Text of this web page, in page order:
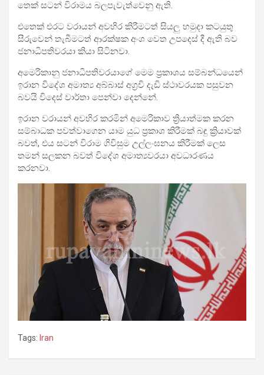
තෙක් සටන් විරාමය බලපැවැත්වෙනු ඇති.
එතෙක් එරට වරායන් අවහිර කිරීමටත් සියලු හමුදා කටයුතු
සීරුවෙන් තැබීමටත් ආරක්ෂක අංශ වෙත උපදෙස් දී ඇති බව
ජනාධිපතිවරයා කියා සිටිනවා.
අමෙරිකානු ජනාධිපතිවරයාගේ මෙම ප්‍රකාශය සම්බන්ධයෙන්
ඉරාන විදේශ අමාත්‍ය අබ්බාස් අග්‍රචි දැඩි ස්ථාවරයක පසුවන
බවයි විදෙස් වාර්තා පෙන්වා දෙන්නේ.
ඉරාන වරායන් අවහිර කරමින් අමෙරිකාව ත්‍රියාත්මක කරන
සම්බාධක පවත්වාගෙන යාම යුධ ප්‍රකාශ කිරීමක් බඳු ක්‍රියාවක්
බවත්, එය සටන් විරාම ගිවිසුම උල්ලංඝනය කිරීමක් ලෙස
තමන් සලකන බවත් විදේශ අමාත්‍යවරයා අවධාරණය
කරනවා.
Tags: Iran